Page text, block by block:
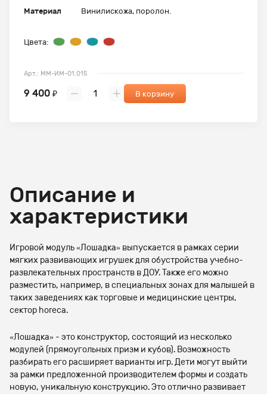
Материал Винилискожа, поролон.
Цвета:
Арт.: ММ-ИМ-01.015
9 400 ₽ В корзину
Описание и
характеристики
Игровой модуль «Лошадка» выпускается в рамках серии
мягких развивающих игрушек для обустройства учебно-
развлекательных пространств в ДОУ. Также его можно
разместить, например, в специальных зонах для малышей в
таких заведениях как торговые и медицинские центры,
сектор horeca.
«Лошадка» - это конструктор, состоящий из несколько
модулей (прямоугольных призм и кубов). Возможность
разбирать его расширяет варианты игр. Дети могут выйти
за рамки предложенной производителем формы и создать
новую, уникальную конструкцию. Это отлично развивает